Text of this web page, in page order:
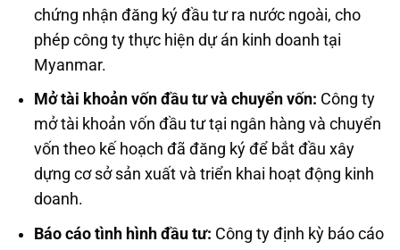
chứng nhận đăng ký đầu tư ra nước ngoài, cho
phép công ty thực hiện dự án kinh doanh tại
Myanmar.
Mở tài khoản vốn đầu tư và chuyển vốn: Công ty
mở tài khoản vốn đầu tư tại ngân hàng và chuyển
vốn theo kế hoạch đã đăng ký để bắt đầu xây
dựng cơ sở sản xuất và triển khai hoạt động kinh
doanh.
Báo cáo tình hình đầu tư: Công ty định kỳ báo cáo